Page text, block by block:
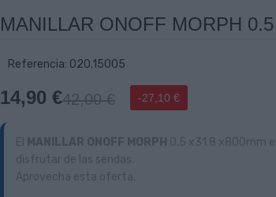
MANILLAR ONOFF MORPH
Referencia: 020.15005
14,90 €42,00 € -27,10 €